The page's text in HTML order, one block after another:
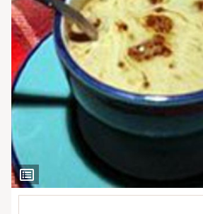
Ver
Ingredientes